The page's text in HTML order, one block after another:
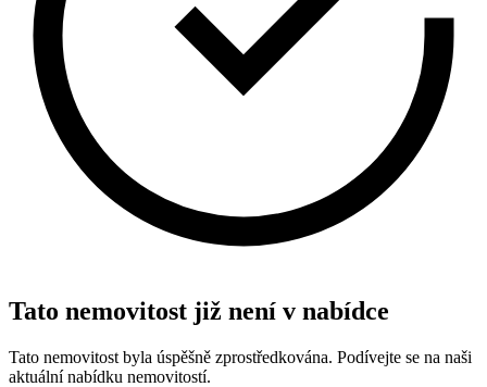
Tato nemovitost již není v nabídce
Tato nemovitost byla úspěšně zprostředkována. Podívejte se na naši
aktuální nabídku nemovitostí.